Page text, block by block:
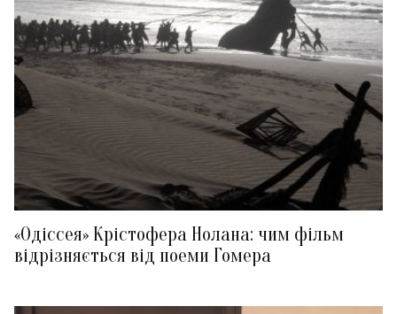
«Одіссея» Крістофера Нолана: чим фільм
відрізняється від поеми Гомера